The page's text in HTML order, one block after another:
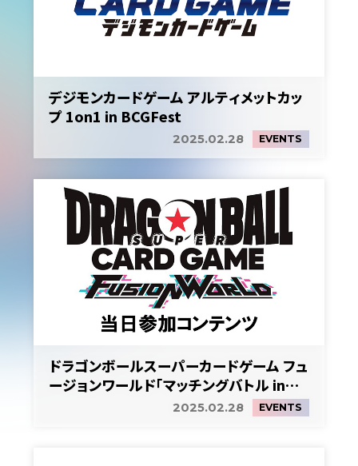
デジモンカードゲーム アルティメットカッ
プ 1on1 in BCGFest
2025.02.28 EVENTS
ドラゴンボールスーパーカードゲーム フュ
ージョンワールド「マッチングバトル in
BCGFest【当日参加】」2025.02.28 EVENTS